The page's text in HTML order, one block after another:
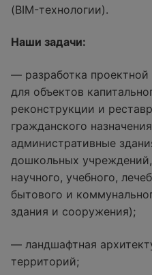
(BIM-технологии).
Наши задачи:
— разработка
для объектов
реконструкции и
гражданского
административные
дошкольных
научного, учебного,
бытового и
здания и сооружения);
— ландшафтная
территорий;